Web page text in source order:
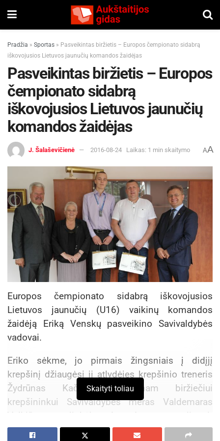
Pradžia » Sportas » Pasveikintas biržietis – Europos čempionato sidabrą
iškovojusios Lietuvos jaunučių komandos žaidėjas
Pasveikintas biržietis – Europos
čempionato sidabrą
iškovojusios Lietuvos jaunučių
komandos žaidėjas
J. Šalaševičienė 2016-08-24 Laikas: 1 min skaitymo AA
Europos čempionato sidabrą iškovojusios
Lietuvos jaunučių (U16) vaikinų komandos
žaidėją Eriką Venskų pasveikino Savivaldybės
vadovai.
Eriko sėkme, jo pirmais žingsniais į didįjį
krepšinį džiaugėsi jį atlydėjęs krepšinio treneris
Žydrūnas Kačinskas. Jaunam biržiečiui
krepšininkui Savivaldybės meras Valdemaras
Valkiūnas palinkėjo dar daug pergalių ir
niekuomet neužmiršti gimtinės, garsinti ne tik
Skaityti toliau